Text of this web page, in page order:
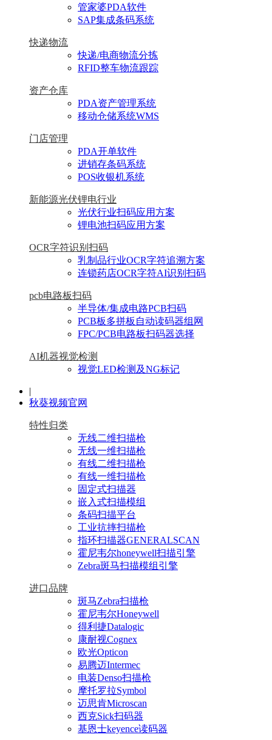
管家婆PDA软件
SAP集成条码系统
快递物流
快递/电商物流分拣
RFID整车物流跟踪
资产仓库
PDA资产管理系统
移动仓储系统WMS
门店管理
PDA开单软件
进销存条码系统
POS收银机系统
新能源光伏锂电行业
光伏行业扫码应用方案
锂电池扫码应用方案
OCR字符识别扫码
乳制品行业OCR字符追溯方案
连锁药店OCR字符AI识别扫码
pcb电路板扫码
半导体/集成电路PCB扫码
PCB板多拼板自动读码器组网
FPC/PCB电路板扫码器选择
AI机器视觉检测
视觉LED检测及NG标记
|
秋葵视频官网
特性归类
无线二维扫描枪
无线一维扫描枪
有线二维扫描枪
有线一维扫描枪
固定式扫描器
嵌入式扫描模组
条码扫描平台
工业抗摔扫描枪
指环扫描器GENERALSCAN
霍尼韦尔honeywell扫描引擎
Zebra斑马扫描模组引擎
进口品牌
斑马Zebra扫描枪
霍尼韦尔Honeywell
得利捷Datalogic
康耐视Cognex
欧光Opticon
易腾迈Intermec
电装Denso扫描枪
摩托罗拉Symbol
迈思肯Microscan
西克Sick扫码器
基恩士keyence读码器